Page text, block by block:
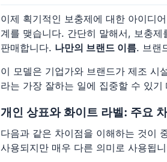
이제 획기적인 보충제에 대한 아이디
계를 맺습니다. 간단히 말해서, 보충
판매합니다. 나만의 브랜드 이름. 브랜
이 모델은 기업가와 브랜드가 제조 시
라는 가장 잘하는 일에 집중할 수 있
개인 상표와 화이트 라벨: 주요
다음과 같은 차이점을 이해하는 것이
사용되지만 매우 다른 의미로 사용됩